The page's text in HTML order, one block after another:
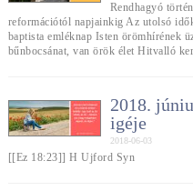
Rendhagyó
reformációtól napjainkig Az utolsó
baptista emléknap Isten örömhírének
bűnbocsánat, van örök élet Hitvalló
2018.
igéje
2018-06-03
[[Ez 18:23]] H Ujford Syn